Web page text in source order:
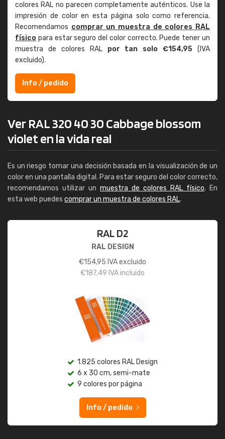
colores RAL no parecen completamente auténticos. Use la
impresión de color en esta página solo como referencia.
Recomendamos comprar un muestra de colores RAL
físico para estar seguro del color correcto. Puede tener un
muestra de colores RAL por tan solo €154,95 (IVA
excluido).
Info / pedido
Ver RAL 320 40 30 Cabbage blossom
violet en la vida real
Es un riesgo tomar una decisión basada en la visualización de un
color en una pantalla digital. Para estar seguro del color correcto,
recomendamos utilizar un muestra de colores RAL físico. En
esta web puedes comprar un muestra de colores RAL.
RAL D2
RAL DESIGN
€154,95 IVA excluido
€187,49 IVA incluido
1.825 colores RAL Design
6 x 30 cm, semi-mate
9 colores por página
Info / pedido